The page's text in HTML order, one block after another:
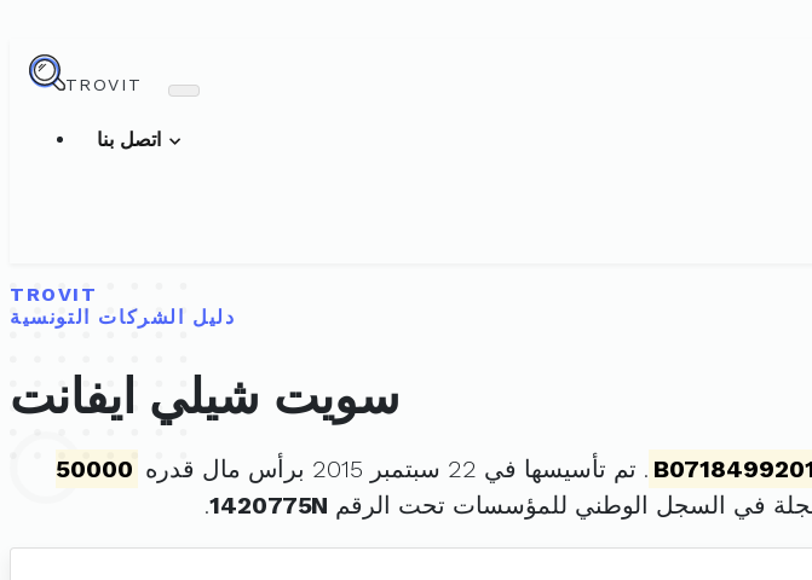
TROVIT
TROVIT
دليل الشركات التونسية
سويت شيلي ايفانت
. تم تأسيسها في 22 سبتمبر 2015 برأس مال قدره
50000
في السجل الوطني للمؤسسات تحت الرقم 1420775N
.